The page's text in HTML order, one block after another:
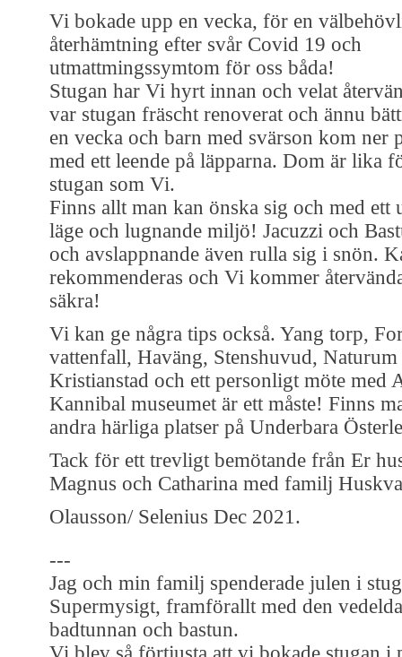
Vi bokade upp en vecka, för en
återhämtning efter svår Covid 19 och
utmattmingssymtom för oss båda!
Stugan har Vi hyrt innan och velat
var stugan fräscht renoverat och ännu
en vecka och barn med svärson kom ner
med ett leende på läpparna. Dom är lika
stugan som Vi.
Finns allt man kan önska sig och med ett
läge och lugnande miljö! Jacuzzi och
och avslappnande även rulla sig i snön.
rekommenderas och Vi kommer
säkra!
Vi kan ge några tips också. Yang torp,
vattenfall, Haväng, Stenshuvud,
Kristianstad och ett personligt möte med
Kannibal museumet är ett måste! Finns
andra härliga platser på Underbara
Tack för ett trevligt bemötande från Er
Magnus och Catharina med familj
Olausson/ Selenius Dec 2021.
---
Jag och min familj spenderade julen i
Supermysigt, framförallt med den
badtunnan och bastun.